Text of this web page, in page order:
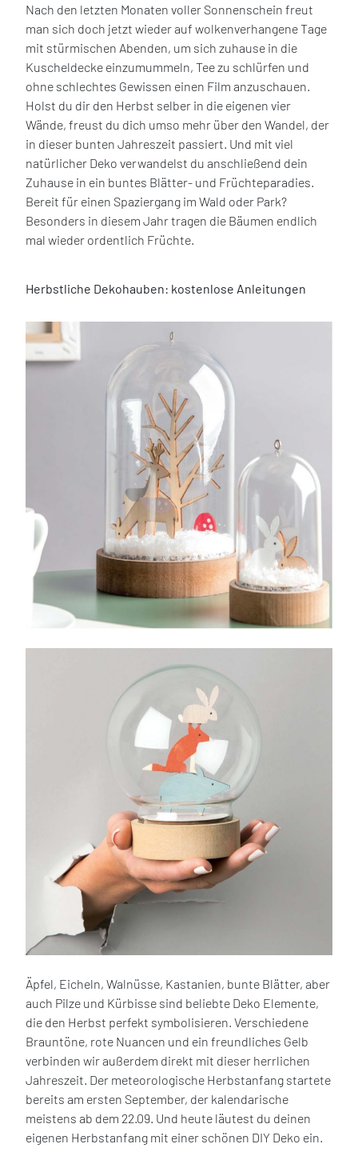
Nach den letzten Monaten voller Sonnenschein freut
man sich doch jetzt wieder auf wolkenverhangene Tage
mit stürmischen Abenden, um sich zuhause in die
Kuscheldecke einzumummeln, Tee zu schlürfen und
ohne schlechtes Gewissen einen Film anzuschauen.
Holst du dir den Herbst selber in die eigenen vier
Wände, freust du dich umso mehr über den Wandel, der
in dieser bunten Jahreszeit passiert. Und mit viel
natürlicher Deko verwandelst du anschließend dein
Zuhause in ein buntes Blätter- und Früchteparadies.
Bereit für einen Spaziergang im Wald oder Park?
Besonders in diesem Jahr tragen die Bäumen endlich
mal wieder ordentlich Früchte.
Herbstliche Dekohauben: kostenlose Anleitungen
Äpfel, Eicheln, Walnüsse, Kastanien, bunte Blätter, aber
auch Pilze und Kürbisse sind beliebte Deko Elemente,
die den Herbst perfekt symbolisieren. Verschiedene
Brauntöne, rote Nuancen und ein freundliches Gelb
verbinden wir außerdem direkt mit dieser herrlichen
Jahreszeit. Der meteorologische Herbstanfang startete
bereits am ersten September, der kalendarische
meistens ab dem 22.09. Und heute läutest du deinen
eigenen Herbstanfang mit einer schönen DIY Deko ein.